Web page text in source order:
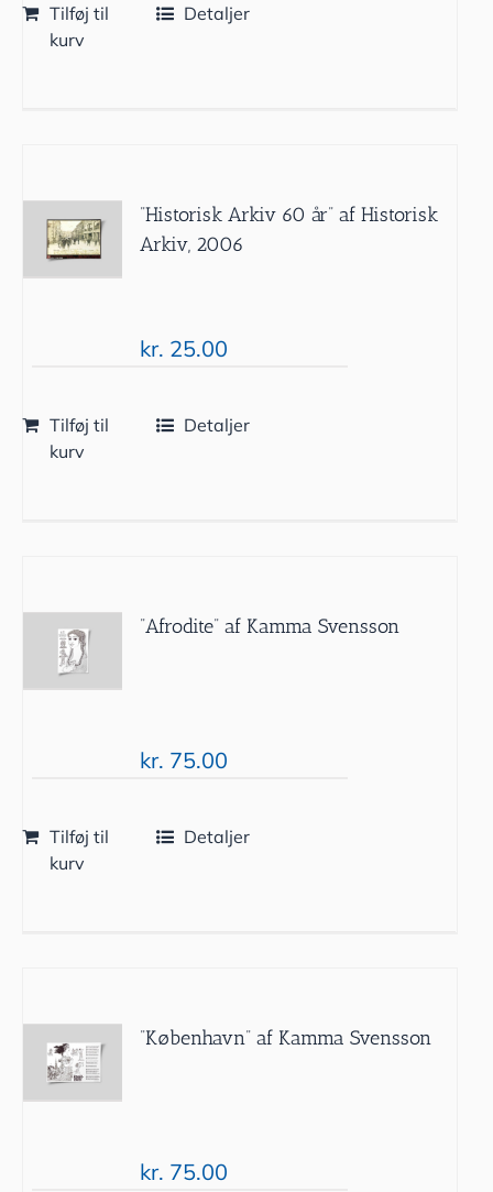
Tilføj til
kurv
Detaljer
”Historisk Arkiv 60 år” af Historisk
Arkiv, 2006
kr. 25.00
Tilføj til
kurv
Detaljer
”Afrodite” af Kamma Svensson
kr. 75.00
Tilføj til
kurv
Detaljer
”København” af Kamma Svensson
kr. 75.00